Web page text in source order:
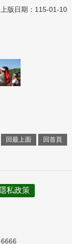
上版日期：115-01-10
回最上面 回首頁
私政策